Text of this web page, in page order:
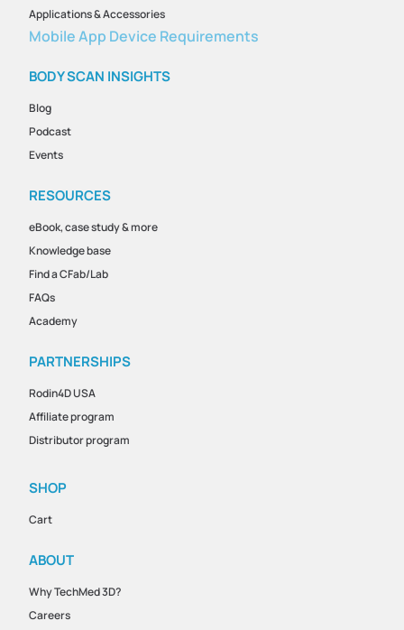
Applications & Accessories
Mobile App Device Requirements
BODY SCAN INSIGHTS
Blog
Podcast
Events
RESOURCES
eBook, case study & more
Knowledge base
Find a CFab/Lab
FAQs
Academy
PARTNERSHIPS
Rodin4D USA
Affiliate program
Distributor program
SHOP
Cart
ABOUT
Why TechMed 3D?
Careers